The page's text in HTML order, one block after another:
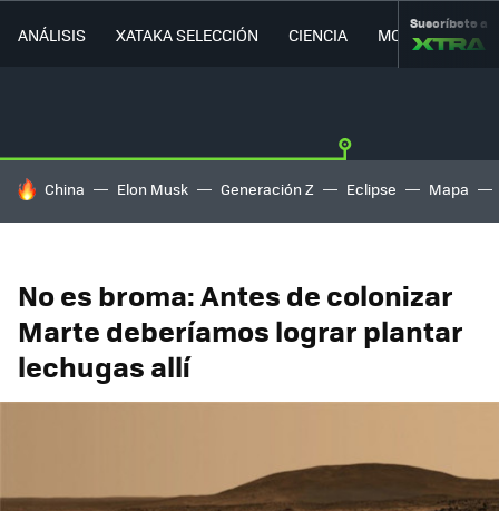
ANÁLISIS XATAKA SELECCIÓN CIENCIA MOVILIDAD
Suscríbete a
HOY SE HABLA DE
China Elon Musk Generación Z Eclipse Mapa
No es broma: Antes de colonizar
Marte deberíamos lograr plantar
lechugas allí